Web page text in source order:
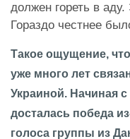
должен гореть в
Гораздо честнее
Такое ощущение,
уже много лет
Украиной. Начиная
досталась победа
голоса группы из